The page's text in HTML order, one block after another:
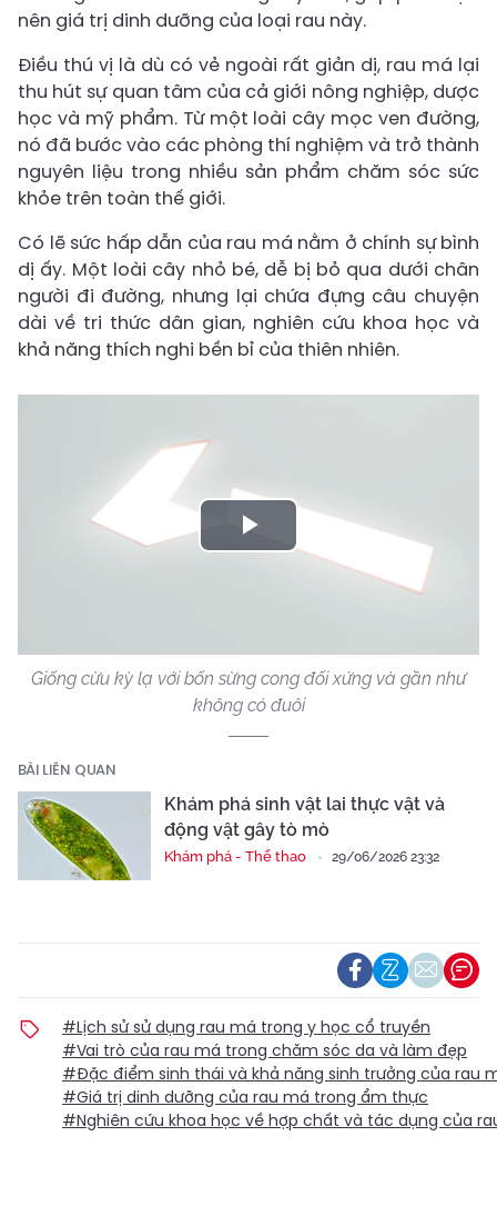
nên giá trị dinh dưỡng của loại rau này.
Điều thú vị là dù có vẻ ngoài rất giản dị, rau má lại
thu hút sự quan tâm của cả giới nông nghiệp, dược
học và mỹ phẩm. Từ một loài cây mọc ven đường,
nó đã bước vào các phòng thí nghiệm và trở thành
nguyên liệu trong nhiều sản phẩm chăm sóc sức
khỏe trên toàn thế giới.
Có lẽ sức hấp dẫn của rau má nằm ở chính sự bình
dị ấy. Một loài cây nhỏ bé, dễ bị bỏ qua dưới chân
người đi đường, nhưng lại chứa đựng câu chuyện
dài về tri thức dân gian, nghiên cứu khoa học và
khả năng thích nghi bền bỉ của thiên nhiên.
Play
Giống cừu kỳ lạ với bốn sừng cong đối xứng và gần như
không có đuôi
BÀI LIÊN QUAN
Khám phá sinh vật lai thực vật và
động vật gây tò mò
Khám phá - Thể thao 29/06/2026 23:32
#Lịch sử sử dụng rau má trong y học cổ truyền
#Vai trò của rau má trong chăm sóc da và làm đẹp
#Đặc điểm sinh thái và khả năng sinh trưởng của rau
#Giá trị dinh dưỡng của rau má trong ẩm thực
#Nghiên cứu khoa học về hợp chất và tác dụng của